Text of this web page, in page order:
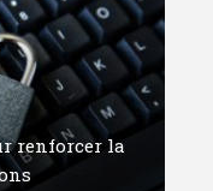
renforcer la